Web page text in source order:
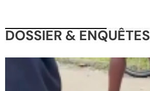
DOSSIER & ENQUÊTES